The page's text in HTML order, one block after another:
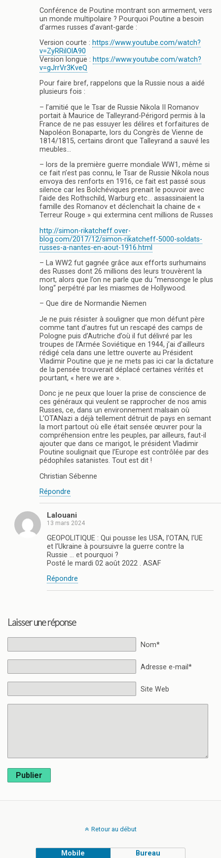
Conférence de Poutine montrant son armement, vers
un monde multipolaire ? Pourquoi Poutine a besoin
d’armes russes d’avant-garde :
Version courte : https://www.youtube.com/watch?
v=ZyRRilOlA90
Version longue : https://www.youtube.com/watch?
v=gJrrVr3KveQ
Pour faire bref, rappelons que la Russie nous a aidé
plusieurs fois :
– l’amitié que le Tsar de Russie Nikola II Romanov
portait à Maurice de Talleyrand-Périgord permis à la
France de ne pas essuyer les délires et forfaitures de
Napoléon Bonaparte, lors du Congrès de Vienne de
1814/1815, certains diront que Talleyrand a sauvé les
meubles…
– lors de la première guerre mondiale WW1, même si
ce fait n’est pas connu, le Tsar de Russie Nikola nous
envoya des renforts en 1916, ce fait est passé sous
silence car les Bolchéviques prenait le pouvoir avec
l’aide des Rothschild, Warburg etc… assassinaient la
famille des Romanov et déclenchait la chaine de «
Terreur Rouge » qui extermina cent millions de Russes
http://simon-rikatcheff.over-
blog.com/2017/12/simon-rikatcheff-5000-soldats-
russes-a-nantes-en-aout-1916.html
– La WW2 fut gagnée grâce aux efforts surhumains
des Russes dont 26 millions des leurs trouvèrent la
mort, alors que l’on ne parle que du “mensonge le plus
long“ perpétré par les miasmes de Hollywood.
– Que dire de Normandie Niemen
Je ne puis résister à souligner que mon défunt père
comme tant d’autres fut un rescapé des camps de
Pologne puis d’Autriche d’où il fut délivré par les
troupes de l’Armée Soviétique en 1944, j’ai d’ailleurs
rédigé cela dans une lettre ouverte au Président
Vladimir Poutine que je ne mets pas ici car la dictature
de la pensée trouverait déplacé certaines vérités et
pourtant, « here we are ».
Donc je ne peux que louer la prise de conscience de
ces généraux qui veulent se rapprocher de nos amis
Russes, ce, dans un environnement malsain où
L’OTANazi a déjà tellement détruit de pays en semant
la mort partout où elle était sensée œuvrer pour la
compréhension entre les peuples, par ailleurs, faut-il
ajouter que dans ce marigot, le président Vladimir
Poutine soulignait que l’Europe est contrôlée par des
pédophiles satanistes. Tout est dit !
Christian Sébenne
Répondre
Lalouani
13 mars 2024
GEOPOLITIQUE : Qui pousse les USA, l’OTAN, l’UE
et l’Ukraine à poursuivre la guerre contre la
Russie … et pourquoi ?
Posté le mardi 02 août 2022 . ASAF
Répondre
Laisser une réponse
Nom*
Adresse e-mail*
Site Web
Publier
Retour au début
Mobile Bureau